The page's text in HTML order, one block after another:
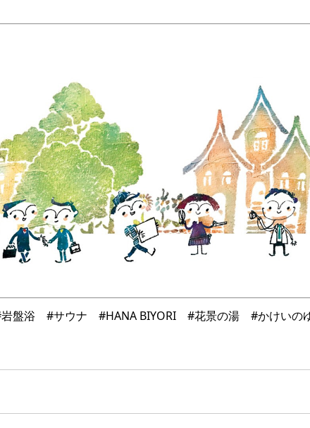
盤浴 #サウナ #HANA BIYORI #花景の湯 #かけいの